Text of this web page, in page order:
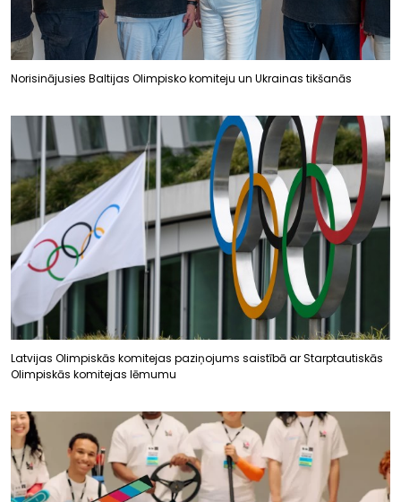
Norisinājusies Baltijas Olimpisko komiteju un Ukrainas tikšanās
Latvijas Olimpiskās komitejas paziņojums saistībā ar Starptautiskās
Olimpiskās komitejas lēmumu